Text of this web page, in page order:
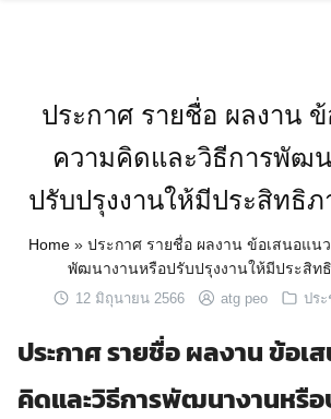
ประกาศ รายชื่อ ผลงาน
ความคิดและวิธีการพัฒ
ปรับปรุงงานให้มีประสิทธิ
Home » ประกาศ รายชื่อ ผลงาน ข้อเสนอแน
พัฒนางานหรือปรับปรุงงานให้มีประสิท
12 มิถุนายน 2566 atg peo ปร
ประกาศ รายชื่อ ผลงาน ข้อเ
คิดและวิธีการพัฒนางานหรื